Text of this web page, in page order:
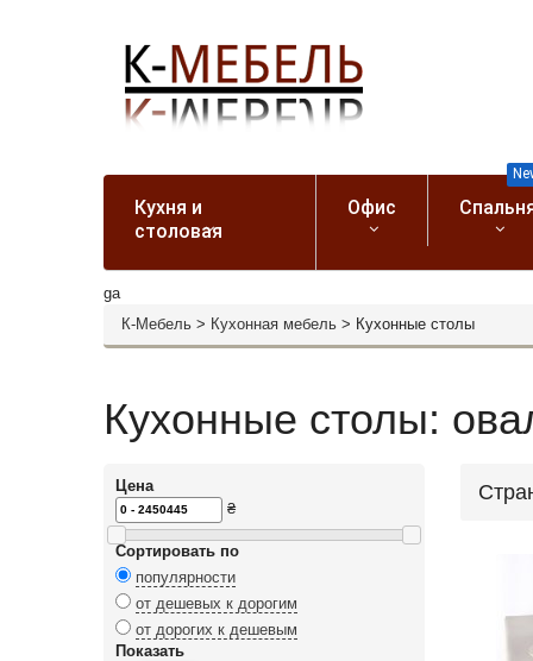
Кухня и
столовая
Офис
ga
К-Мебель > Кухонная мебель > Кухонные столы
Кухонные столы:
Цена
₴
Сортировать по
популярности
от дешевых к дорогим
от дорогих к дешевым
Показать